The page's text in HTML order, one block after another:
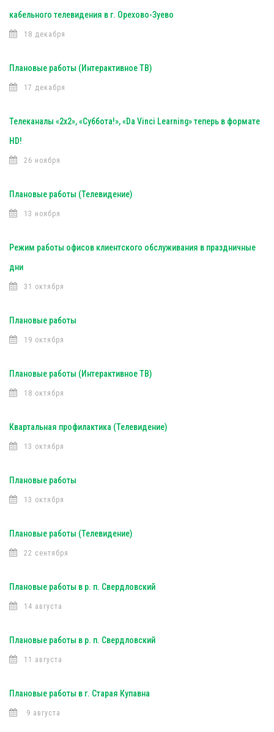
кабельного телевидения в г. Орехово-Зуево
18 декабря
Плановые работы (Интерактивное ТВ)
17 декабря
Телеканалы «2х2», «Суббота!», «Da Vinci Learning» теперь в формате
HD!
26 ноября
Плановые работы (Телевидение)
13 ноября
Режим работы офисов клиентского обслуживания в праздничные
дни
31 октября
Плановые работы
19 октября
Плановые работы (Интерактивное ТВ)
18 октября
Квартальная профилактика (Телевидение)
13 октября
Плановые работы
13 октября
Плановые работы (Телевидение)
22 сентября
Плановые работы в р. п. Свердловский
14 августа
Плановые работы в р. п. Свердловский
11 августа
Плановые работы в г. Старая Купавна
9 августа